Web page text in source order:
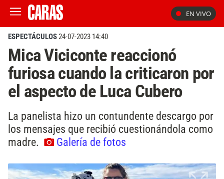
EN VIVO
ESPECTÁCULOS24-07-2023 14:40
Mica Viciconte reaccionó
furiosa cuando la criticaron por
el aspecto de Luca Cubero
La panelista hizo un contundente descargo por
los mensajes que recibió cuestionándola como
madre.
Galería de fotos